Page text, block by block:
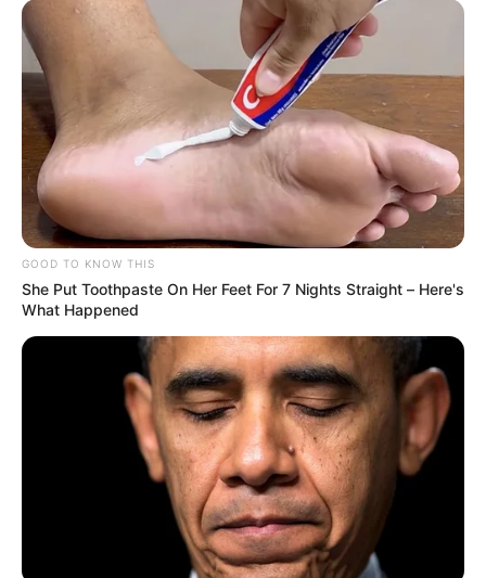
Ciclovía extendida de 17 horas continuas
, combinando la
tradicionalCiclovía dominical y la esperadaCiclovía
Nocturna de Verano, que en esta ocasión se unen en una
misma jornada.
Lea también:Eventos de running en lo que queda del
2025: uno es como le gusta, al gratín
GOOD TO KNOW THIS
She Put Toothpaste On Her Feet For 7 Nights Straight – Here's
What Happened